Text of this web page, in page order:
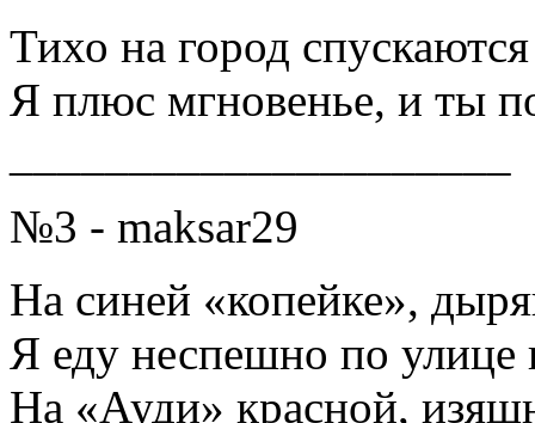
Тихо на город
Я плюс мгновенье, и ты
№3 - maksar29
На синей «копейке»,
Я еду неспешно по улице
На «Ауди» красной,